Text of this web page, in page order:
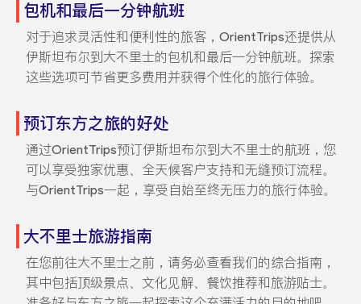
包机和最后一分钟航班
对于追求灵活性和便利性的旅客，OrientTrips还提供从
伊斯坦布尔到大不里士的包机和最后一分钟航班。探索
这些选项可节省更多费用并获得个性化的旅行体验。
预订东方之旅的好处
通过OrientTrips预订伊斯坦布尔到大不里士的航班，您
可以享受独家优惠、全天候客户支持和无缝预订流程。
与OrientTrips一起，享受自始至终无压力的旅行体验。
大不里士旅游指南
在您前往大不里士之前，请务必查看我们的综合指南，
其中包括顶级景点、文化见解、餐饮推荐和旅游贴士。